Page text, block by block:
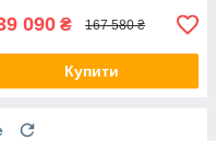
090 ₴ 167 580 ₴
Купити